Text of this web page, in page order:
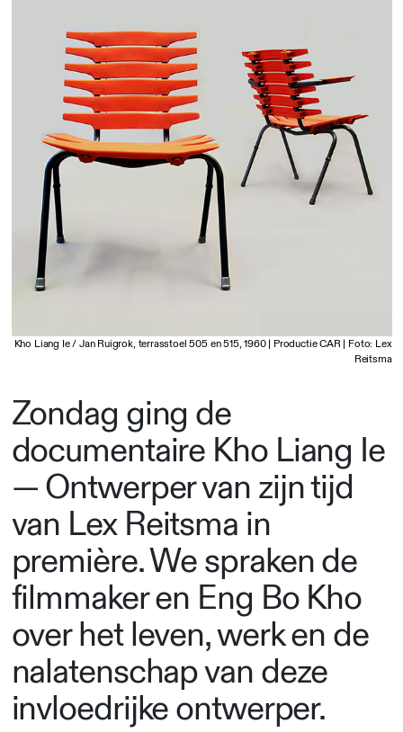
Kho Liang Ie / Jan Ruigrok, terrasstoel 505 en 515, 1960 | Productie CAR | Foto: Lex
Reitsma
Zondag ging de
documentaire Kho Liang Ie
— Ontwerper van zijn tijd
van Lex Reitsma in
première. We spraken de
filmmaker en Eng Bo Kho
over het leven, werk en de
nalatenschap van deze
invloedrijke ontwerper.